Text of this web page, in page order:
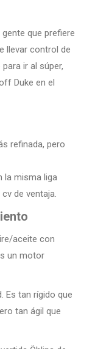
que prefiere
llevar control de
ir al súper,
Duke en el
refinada, pero
la misma liga
de ventaja.
aceite con
un motor
Es tan rígido que
tan ágil que